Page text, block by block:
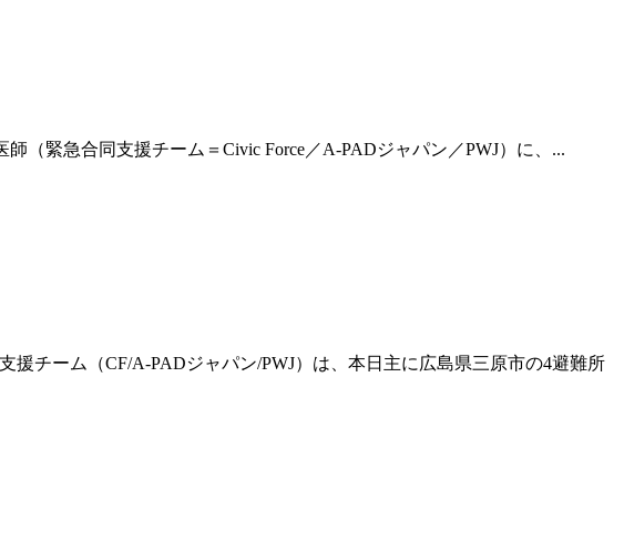
（緊急合同支援チーム＝Civic Force／A-PADジャパン／PWJ）に、...
チーム（CF/A-PADジャパン/PWJ）は、本日主に広島県三原市の4避難所